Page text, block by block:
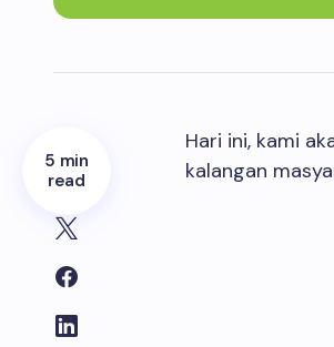
5 min
read
Hari ini, kami
kalangan